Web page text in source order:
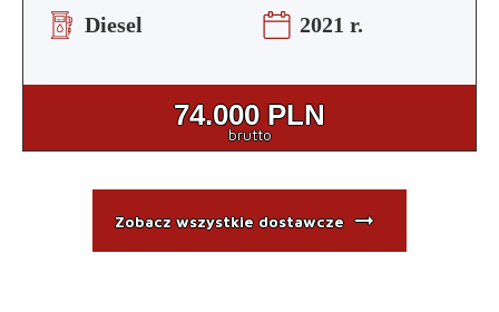
Diesel
2021 r.
74.000 PLN
brutto
Zobacz wszystkie dostawcze arrow_right_alt